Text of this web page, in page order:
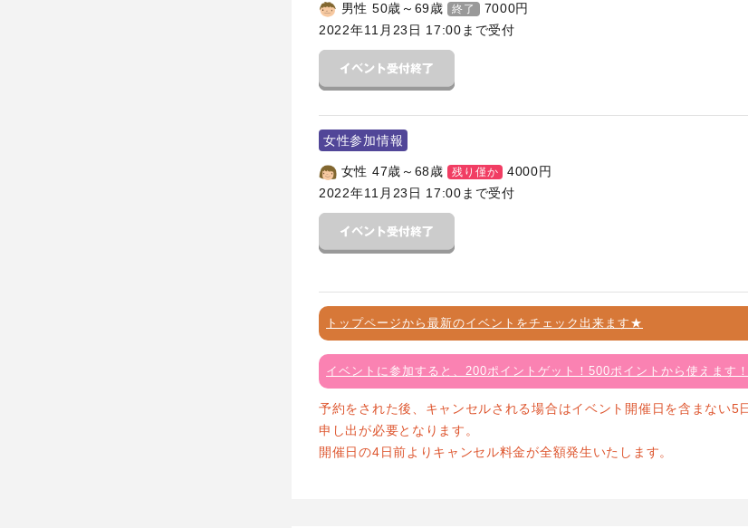
男性 50歳～69歳 終了 7000円
2022年11月23日 17:00まで受付
女性参加情報
女性 47歳～68歳 残り僅か 4000円
2022年11月23日 17:00まで受付
トップページから最新のイベントをチェック出来ます★
イベントに参加すると、200ポイントゲット！500ポイントから使えます
予約をされた後、キャンセルされる場合はイベント開催日を含まない5
申し出が必要となります。
開催日の4日前よりキャンセル料金が全額発生いたします。